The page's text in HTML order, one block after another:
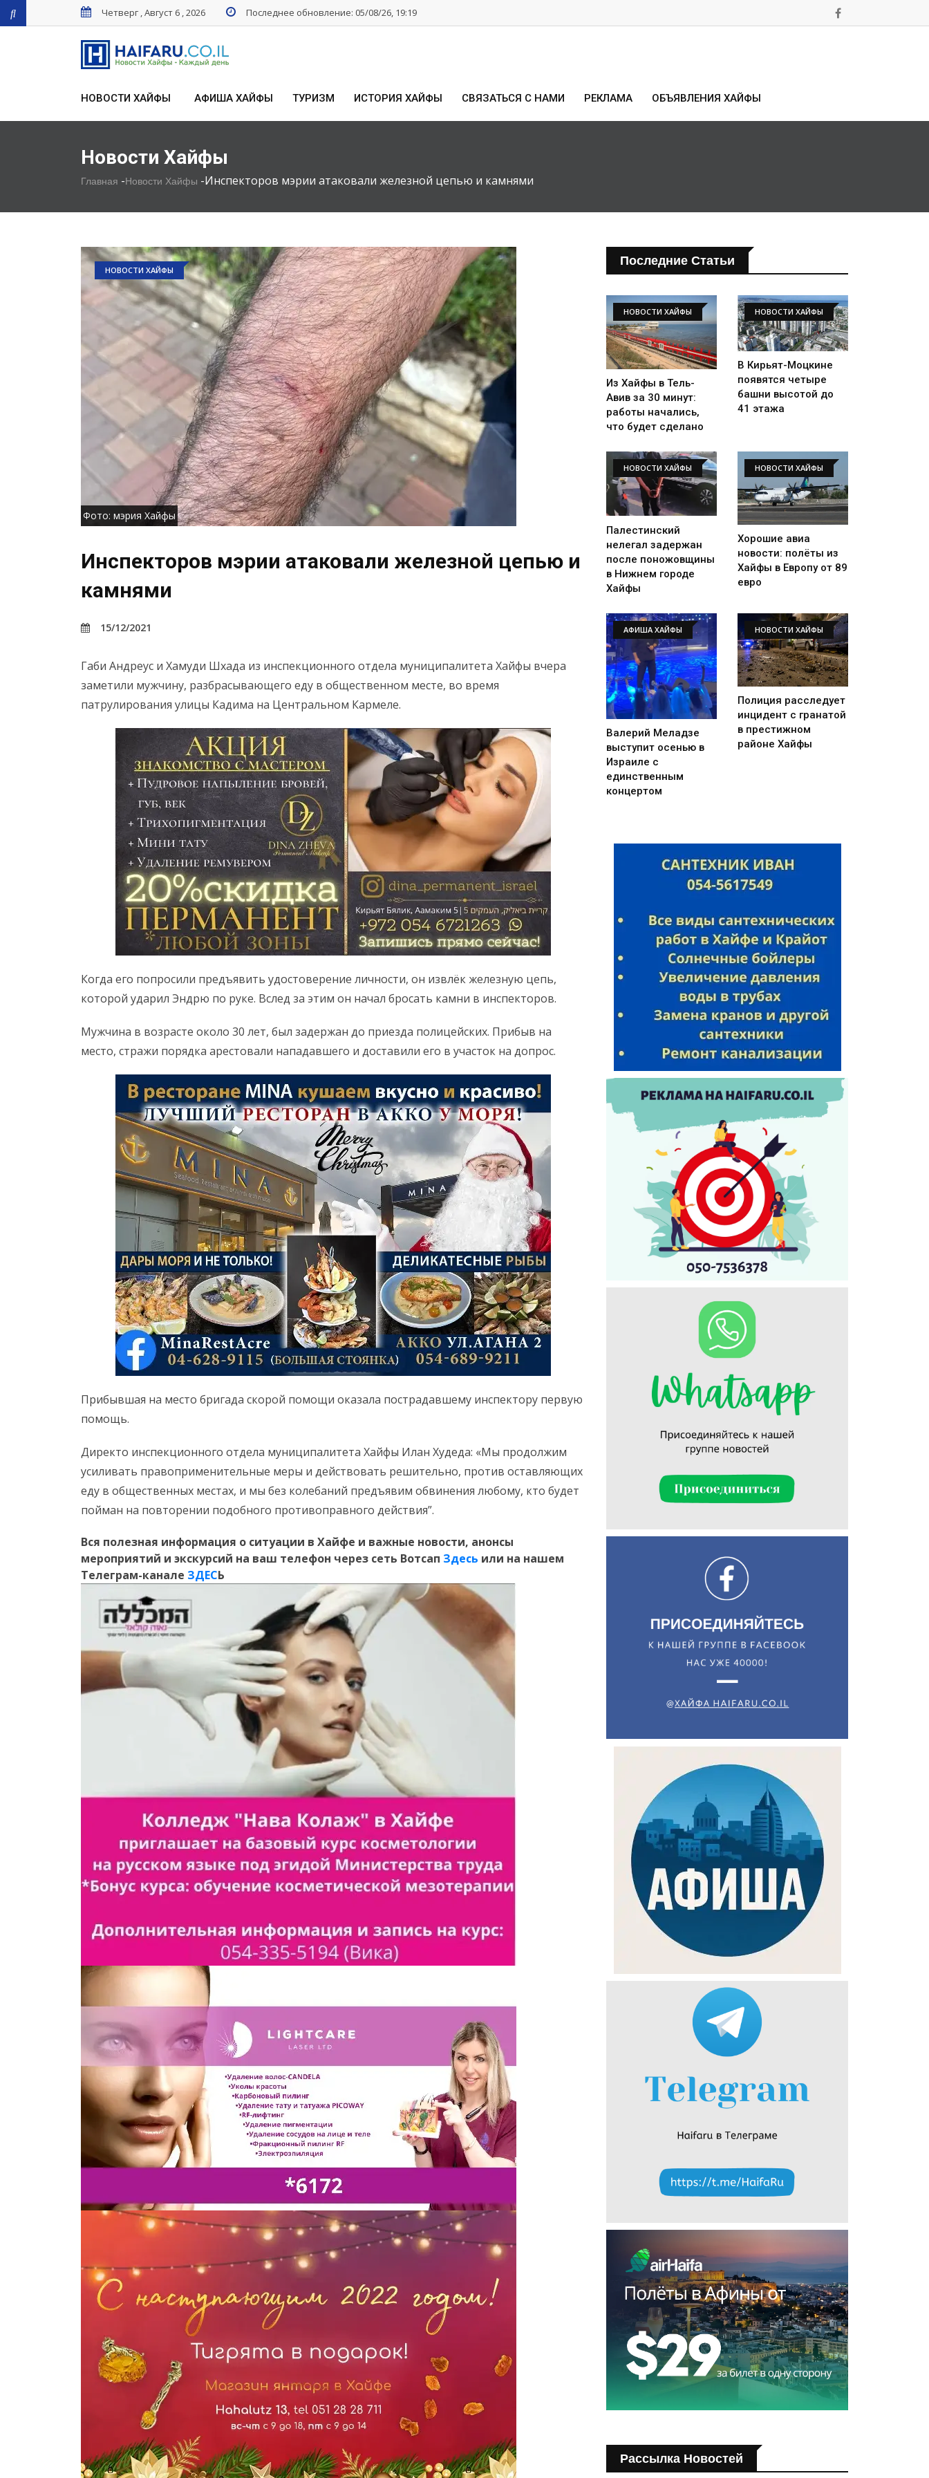
Четверг , Август 6 , 2026 Последнее обновление: 05/08/26, 19:19
НОВОСТИ ХАЙФЫ АФИША ХАЙФЫ ТУРИЗМ ИСТОРИЯ ХАЙФЫ СВЯЗАТЬСЯ С НАМИ РЕКЛАМА ОБЪЯВЛЕНИЯ ХАЙФЫ
Новости Хайфы
Главная -Новости Хайфы -Инспекторов мэрии атаковали железной цепью и камнями
НОВОСТИ ХАЙФЫ
Фото: мэрия Хайфы
Инспекторов мэрии атаковали железной цепью и
камнями
15/12/2021
Габи Андреус и Хамуди Шхада из инспекционного отдела муниципалитета Хайфы вчера
заметили мужчину, разбрасывающего еду в общественном месте, во время
патрулирования улицы Кадима на Центральном Кармеле.
Когда его попросили предъявить удостоверение личности, он извлёк железную цепь,
которой ударил Эндрю по руке. Вслед за этим он начал бросать камни в инспекторов.
Мужчина в возрасте около 30 лет, был задержан до приезда полицейских. Прибыв на
место, стражи порядка арестовали нападавшего и доставили его в участок на допрос.
Прибывшая на место бригада скорой помощи оказала пострадавшему инспектору первую
помощь.
Директо инспекционного отдела муниципалитета Хайфы Илан Худеда: «Мы продолжим
усиливать правоприменительные меры и действовать решительно, против оставляющих
еду в общественных местах, и мы без колебаний предъявим обвинения любому, кто будет
пойман на повторении подобного противоправного действия”.
Вся полезная информация о ситуации в Хайфе и важные новости, анонсы
мероприятий и экскурсий на ваш телефон через сеть Вотсап Здесь или на нашем
Телеграм-канале ЗДЕСЬ
Последние Статьи
НОВОСТИ ХАЙФЫ
Из Хайфы в Тель-
Авив за 30 минут:
работы начались,
что будет сделано
НОВОСТИ ХАЙФЫ
В Кирьят-Моцкине
появятся четыре
башни высотой до
41 этажа
НОВОСТИ ХАЙФЫ
Палестинский
нелегал задержан
после поножовщины
в Нижнем городе
Хайфы
НОВОСТИ ХАЙФЫ
Хорошие авиа
новости: полёты из
Хайфы в Европу от 89
евро
АФИША ХАЙФЫ
Валерий Меладзе
выступит осенью в
Израиле с
единственным
концертом
НОВОСТИ ХАЙФЫ
Полиция расследует
инцидент с гранатой
в престижном
районе Хайфы
Рассылка Новостей